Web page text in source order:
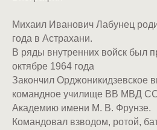
Михаил Иванович Лабунец
года в Астрахани.
В ряды внутренних войск был
октябре 1964 года
Закончил Орджоникидзевское
командное училище ВВ МВД
Академию имени М. В. Фрунзе.
Командовал взводом, ротой,